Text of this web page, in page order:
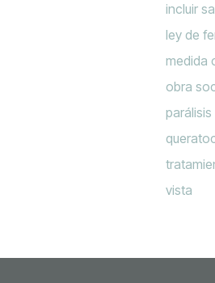
incluir
ley de
medida
obra
vista